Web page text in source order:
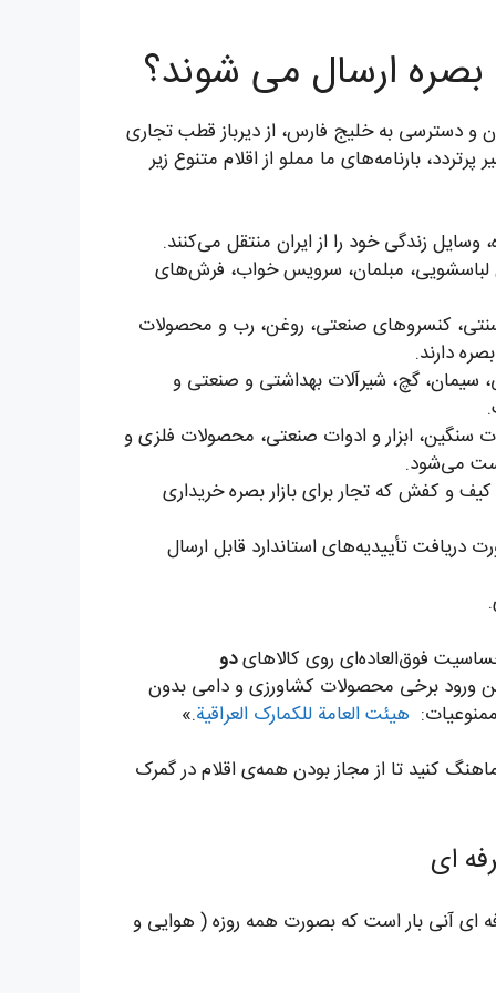
بصره ارسال می شوند؟
و دسترسی به خلیج فارس، از دیرباز قطب تجاری
بارنامه‌های ما مملو از اقلام متنوع زیر
وسایل زندگی خود را از ایران منتقل می‌کنند.
لباسشویی، مبلمان، سرویس خواب، فرش‌های
کنسروهای صنعتی، روغن، رب و محصولات
دارند.
گچ، شیرآلات بهداشتی و صنعتی و
سنگین، ابزار و ادوات صنعتی، محصولات فلزی و
می‌شود.
و کفش که تجار برای بازار بصره خریداری
دریافت تأییدیه‌های استاندارد قابل ارسال
فوق‌العاده‌ای روی کالاهایدو
ورود برخی محصولات کشاورزی و دامی بدون
هیئت العامة للکمارک العراقیة.»
کنید تا از مجاز بودن همه‌ی اقلام در گمرک
ای
آنی بار است که بصورت همه روزه ( هوایی و